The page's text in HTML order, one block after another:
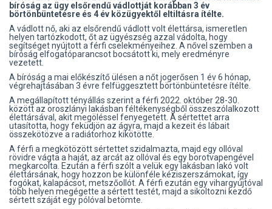
bíróság az ügy elsőrendű vádlottját korábban 3 év
börtönbüntetésre és 4 év közügyektől eltiltásra ítélte.
A vádlott nő, aki az elsőrendű vádlott volt élettársa, ismeretlen
helyen tartózkodott, őt az ügyészség azzal vádolta, hogy
segítséget nyújtott a férfi cselekményeihez. A nővel szemben a
bíróság elfogatóparancsot bocsátott ki, mely eredményre
vezetett.
A bíróság a mai előkészítő ülésen a nőt jogerősen 1 év 6 hónap,
végrehajtásában 3 évre felfüggesztett börtönbüntetésre ítélte.
A megállapított tényállás szerint a férfi 2022. október 28-30.
között az oroszlányi lakásban féltékenységből összeszólalkozott
élettársával, akit megöléssel fenyegetett. A sértettet arra
utasította, hogy feküdjön az ágyra, majd a kezeit és lábait
összekötözve a radiátorhoz kikötötte.
A férfi a megkötözött sértettet szidalmazta, majd egy ollóval
rövidre vágta a haját, az arcát az ollóval és egy borotvapengével
megkarcolta. Ezután a férfi szólt a velük egy lakásban lakó volt
élettársának, hogy hozzon be különféle kéziszerszámokat, így
fogókat, kalapácsot, metszőollót. A férfi ezután egy vihargyújtóval
több helyen megégette a sértett testét, majd a sikoltozni kezdő
sértett száját egy pólóval betömte.